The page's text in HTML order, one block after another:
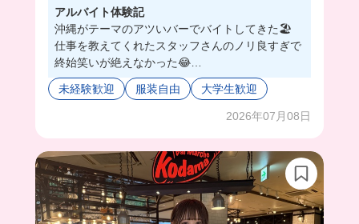
アルバイト体験記
沖縄がテーマのアツいバーでバイトしてきた🏖️
仕事を教えてくれたスタッフさんのノリ良すぎで
終始笑いが絶えなかった😂
オーナーさんは飲食店をいくつか出していて、や
る気があれば店長にもなれるし新しく店をやる事
よ！！
ちゃんと評価してくれるし、オーナーさんもスタ
ッフさんも見た目怖いのに、気遣いと面白さがあ
って魅力的なお店でした😭
未経験歓迎 服装自由 大学生歓迎
2026年07月08日